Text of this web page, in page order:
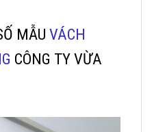
MẪU VÁCH
CÔNG TY VỪA